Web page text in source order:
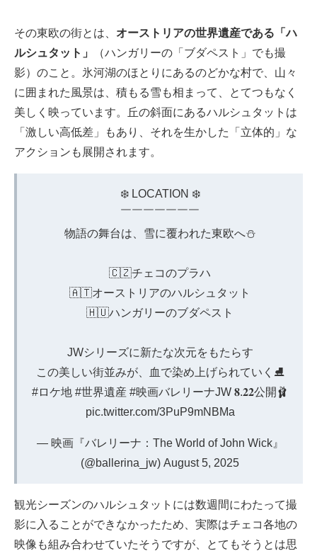
その東欧の街とは、 オーストリアの世界遺産である「ハ
ルシュタット」
（ハンガリーの「ブダペスト」でも撮
影）のこと。氷河湖のほとりにあるのどかな村で、山々
に囲まれた風景は、積もる雪も相まって、とてつもなく
美しく映っています。丘の斜面にあるハルシュタットは
「激しい高低差」もあり、それを生かした「立体的」な
アクションも展開されます。
❄️ LOCATION ❄️
￣￣￣￣￣￣￣
物語の舞台は、雪に覆われた東欧へ⛄️
🇨🇿チェコのプラハ
🇦🇹オーストリアのハルシュタット
🇭🇺ハンガリーのブダペスト
JWシリーズに新たな次元をもたらす
この美しい街並みが、血で染め上げられていく⛸️
#ロケ地 #世界遺産 #映画バレリーナJW 𝟖.𝟐𝟐公開🩰
pic.twitter.com/3PuP9mNBMa
— 映画『バレリーナ：The World of John Wick』
(@ballerina_jw) August 5, 2025
観光シーズンのハルシュタットには数週間にわたって撮
影に入ることができなかったため、実際はチェコ各地の
映像も組み合わせていたそうですが、とてもそうとは思